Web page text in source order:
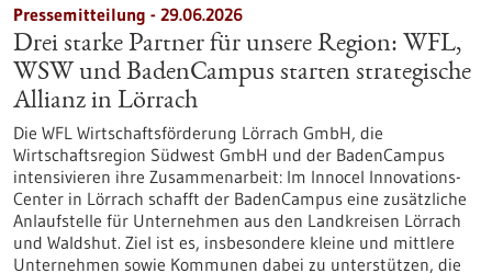
Pressemitteilung - 29.06.2026
Drei starke Partner für unsere Region: WFL,
WSW und BadenCampus starten strategische
Allianz in Lörrach
Die WFL Wirtschaftsförderung Lörrach GmbH, die
Wirtschaftsregion Südwest GmbH und der BadenCampus
intensivieren ihre Zusammenarbeit: Im Innocel Innovations-
Center in Lörrach schafft der BadenCampus eine zusätzliche
Anlaufstelle für Unternehmen aus den Landkreisen Lörrach
und Waldshut. Ziel ist es, insbesondere kleine und mittlere
Unternehmen sowie Kommunen dabei zu unterstützen, die